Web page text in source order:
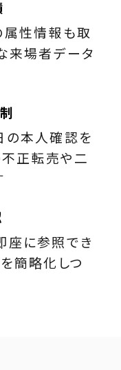
属性情報も取
来場者データ
の本人確認を
不正転売や二
座に参照でき
簡略化しつ